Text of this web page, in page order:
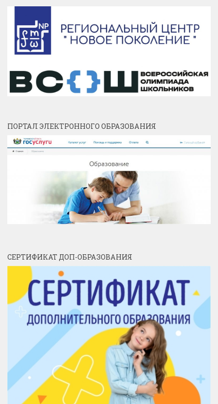
ПОРТАЛ ЭЛЕКТРОННОГО ОБРАЗОВАНИЯ
СЕРТИФИКАТ ДОП-ОБРАЗОВАНИЯ